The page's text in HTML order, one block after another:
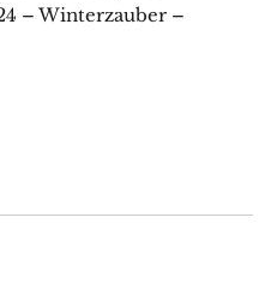
– Winterzauber –